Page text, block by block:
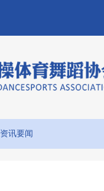
资讯要闻